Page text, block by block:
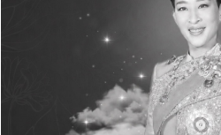
navigation
ทิพยประกันภัย ส่งมอบ
ความห่วงใย ร่วมบริจาค
เครื่องอุปโภค – บริโภค
ในโครงการ ‘ร่วมใจสาน
ฝันน้อง’ แก่บ้านราชาวดี
ชาย-หญิง จ.นนทบุรี